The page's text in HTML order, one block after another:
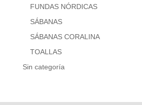
FUNDAS NÓRDICAS
SÁBANAS
SÁBANAS CORALINA
TOALLAS
Sin categoría